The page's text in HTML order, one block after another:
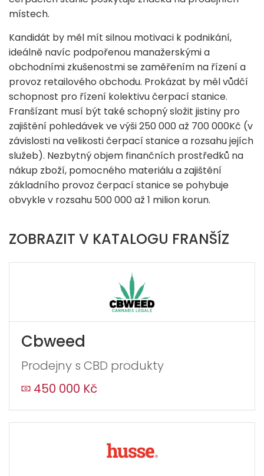
místech.
Kandidát by měl mít silnou motivaci k podnikání,
ideálně navíc podpořenou manažerskými a
obchodními zkušenostmi se zaměřením na řízení a
provoz retailového obchodu. Prokázat by měl vůdčí
schopnost pro řízení kolektivu čerpací stanice.
Franšízant musí být také schopný složit jistiny pro
zajištění pohledávek ve výši 250 000 až 700 000Kč (v
závislosti na velikosti čerpací stanice a rozsahu jejích
služeb). Nezbytný objem finančních prostředků na
nákup zboží, pomocného materiálu a zajištění
základního provoz čerpací stanice se pohybuje
obvykle v rozsahu 500 000 až 1 milion korun.
ZOBRAZIT V KATALOGU FRANŠÍZ
Cbweed
Prodejny s CBD produkty
450 000 Kč